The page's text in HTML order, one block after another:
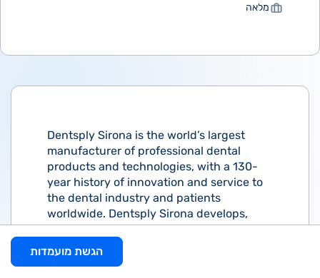
מלאה
Dentsply Sirona is the world’s largest
manufacturer of professional dental
products and technologies, with a 130-
year history of innovation and service to
the dental industry and patients
worldwide. Dentsply Sirona develops,
manufactures, and markets a
comprehensive solutions offering
including dental and oral health products
הגשת מועמדות